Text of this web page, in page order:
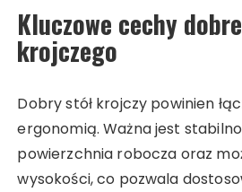
Kluczowe cechy
krojczego
Dobry stół krojczy powinien
ergonomią. Ważna jest
powierzchnia robocza oraz
wysokości, co pozwala